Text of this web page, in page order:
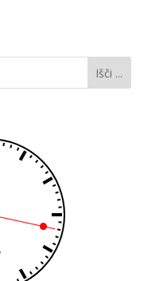
Išči ...